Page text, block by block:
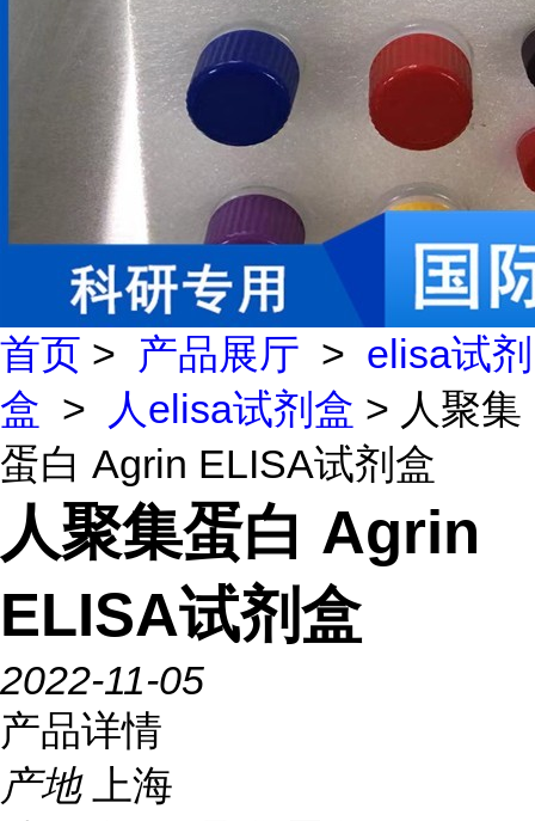
首页 > 产品展厅 > elisa试剂
盒 > 人elisa试剂盒 > 人聚集
蛋白 Agrin ELISA试剂盒
人聚集蛋白 Agrin
ELISA试剂盒
2022-11-05
产品详情
产地
上海